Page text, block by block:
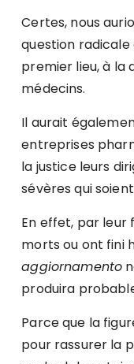
Certes, nous
question
premier lieu, à la
médecins.
Il aurait
entreprises
la justice leurs
sévères qui
En effet, par leur
morts ou ont fini
aggiornamento
produira
Parce que la
pour rassurer la